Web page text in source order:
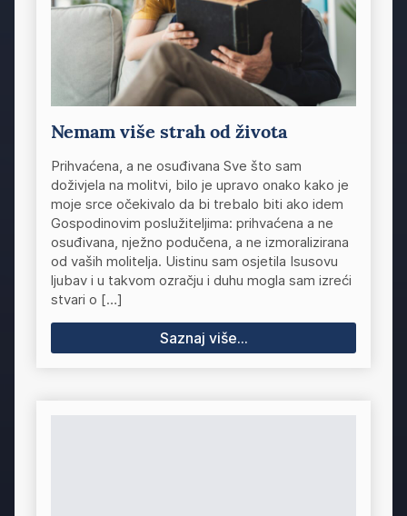
Nemam više strah od života
Prihvaćena, a ne osuđivana Sve što sam
doživjela na molitvi, bilo je upravo onako kako je
moje srce očekivalo da bi trebalo biti ako idem
Gospodinovim poslužiteljima: prihvaćena a ne
osuđivana, nježno podučena, a ne izmoralizirana
od vaših molitelja. Uistinu sam osjetila Isusovu
ljubav i u takvom ozračju i duhu mogla sam izreći
stvari o […]
Saznaj više...